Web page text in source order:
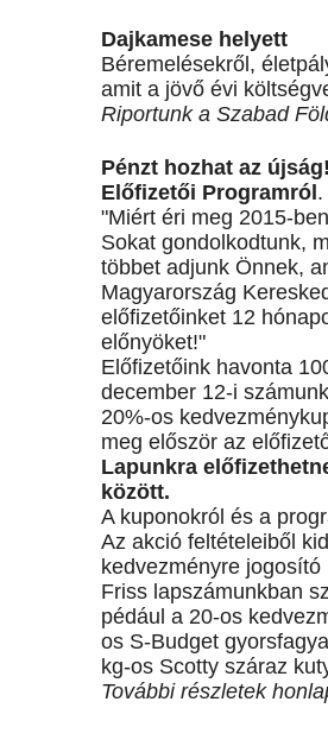
Dajkamese helyett
Béremelésekről,
amit a jövő évi
Riportunk a Szabad
Pénzt hozhat az újság!
Előfizetői Programról .
"Miért éri meg 2015-
Sokat gondolkodtunk,
többet adjunk Önnek,
Magyarország
előfizetőinket 12
előnyöket!"
Előfizetőink havonta
december 12-i
20%-os
meg először az
Lapunkra
között.
A kuponokról és a
Az akció feltételeiből
kedvezményre jogosító
Friss lapszámunkban
pédául a 20-os
os S-Budget
kg-os Scotty száraz
További részletek